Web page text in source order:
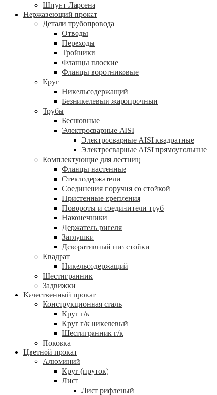
Шпунт Ларсена
Нержавеющий прокат
Детали трубопровода
Отводы
Переходы
Тройники
Фланцы плоские
Фланцы воротниковые
Круг
Никельсодержащий
Безникелевый жаропрочный
Трубы
Бесшовные
Электросварные AISI
Электросварные AISI квадратные
Электросварные AISI прямоугольные
Комплектующие для лестниц
Фланцы настенные
Стеклодержатели
Соединения поручня со стойкой
Пристенные крепления
Повороты и соединители труб
Наконечники
Держатель ригеля
Заглушки
Декоративный низ стойки
Квадрат
Никельсодержащий
Шестигранник
Задвижки
Качественный прокат
Конструкционная сталь
Круг г/к
Круг г/к никелевый
Шестигранник г/к
Поковка
Цветной прокат
Алюминий
Круг (пруток)
Лист
Лист рифленый